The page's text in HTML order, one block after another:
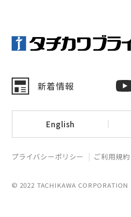
新着情報
English
プライバシーポリシー ご利用規約
© 2022 TACHIKAWA CORPORATION